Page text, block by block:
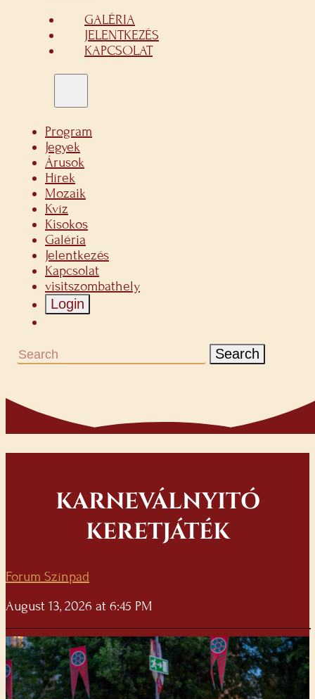
GALÉRIA
JELENTKEZÉS
KAPCSOLAT
Program
Jegyek
Árusok
Hírek
Mozaik
Kvíz
Kisokos
Galéria
Jelentkezés
Kapcsolat
visitszombathely
Login
Search
KARNEVÁLNYITÓ
KERETJÁTÉK
Forum Színpad
August 13, 2026 at 6:45 PM